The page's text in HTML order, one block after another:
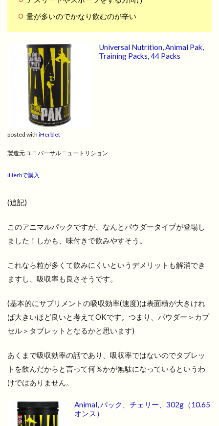
量が多いのでかなり飲むのが辛い
Universal Nutrition, Animal Pak,
Training Packs, 44 Packs
posted with iHerblet
製造元 ユニバーサルニュートリション
iHerbで購入
(追記)
このアニマルパックですが、なんとパウダータイプが登場し
ました！しかも、味付きで飲みやすそう。
これなら粒が多くて飲みにくいというデメリットも解消でき
ますし、吸収率も良さそうです。
(基本的にサプリメントの吸収効率(速度)は表面積が大きけれ
ば大きいほど良いと考えてOKです。つまり、パウダー＞カプ
セル＞タブレットとなるかと思います)
あくまで吸収効率の話であり、吸収率ではないのでタブレッ
トを飲んだからと言って何％かが無駄になっているというわ
けではありません。
Animal, パック、チェリー、302g（10.65
オンス）